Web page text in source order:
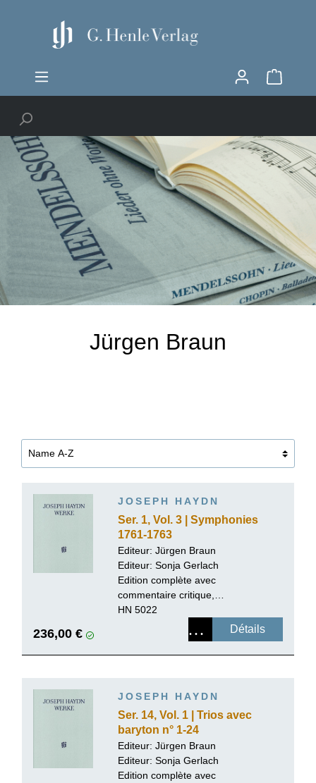
Jürgen Braun
JOSEPH HAYDN
Ser. 1, Vol. 3 | Symphonies
1761-1763
Editeur: Jürgen Braun
Editeur: Sonja Gerlach
Edition complète avec
commentaire critique,
reliure lin
HN 5022
236,00 € Détails
JOSEPH HAYDN
Ser. 14, Vol. 1 | Trios avec
baryton n° 1-24
Editeur: Jürgen Braun
Editeur: Sonja Gerlach
Edition complète avec